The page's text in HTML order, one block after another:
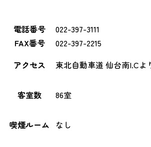
電話番号
022-397-3111
FAX番号
022-397-2215
アクセス
東北自動車道 仙台南I.Cよ
客室数 86室
喫煙ルーム なし